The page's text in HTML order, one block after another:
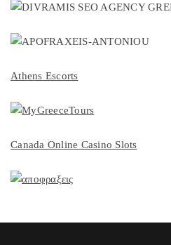
Athens Escorts
Canada Online Casino Slots